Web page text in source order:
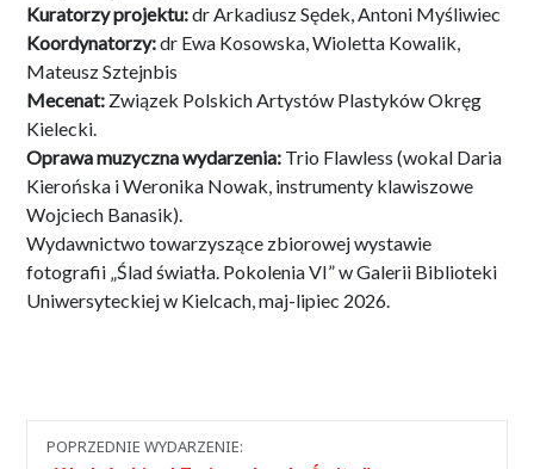
Kuratorzy projektu:dr Arkadiusz Sędek, Antoni Myśliwiec
Koordynatorzy:dr Ewa Kosowska, Wioletta Kowalik,
Mateusz Sztejnbis
Mecenat: Związek Polskich Artystów Plastyków Okręg
Kielecki.
Oprawa muzyczna wydarzenia: Trio Flawless (wokal Daria
Kierońska i Weronika Nowak, instrumenty klawiszowe
Wojciech Banasik).
Wydawnictwo towarzyszące zbiorowej wystawie
fotografii „Ślad światła. Pokolenia VI” w Galerii Biblioteki
Uniwersyteckiej w Kielcach, maj-lipiec 2026.
Nawigacja
POPRZEDNIE WYDARZENIE: